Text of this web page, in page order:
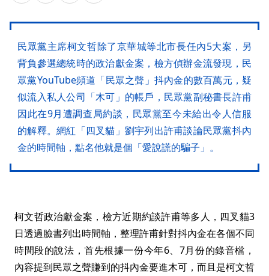
民眾黨主席柯文哲除了京華城等北市長任內5大案，另
背負參選總統時的政治獻金案，檢方偵辦金流發現，民
眾黨YouTube頻道「民眾之聲」抖內金的數百萬元，疑
似流入私人公司「木可」的帳戶，民眾黨副秘書長許甫
因此在9月遭調查局約談，民眾黨至今未給出令人信服
的解釋。網紅「四叉貓」劉宇列出許甫談論民眾黨抖內
金的時間軸，點名他就是個「愛說謊的騙子」。
柯文哲政治獻金案，檢方近期約談許甫等多人，四叉貓3
日透過臉書列出時間軸，整理許甫針對抖內金在各個不同
時間段的說法，首先根據一份今年6、7月份的錄音檔，
內容提到民眾之聲賺到的抖內金要進木可，而且是柯文哲